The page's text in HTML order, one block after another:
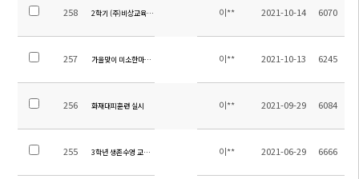
258 2학기 (주)비상교육 문제집 기부 이** 2021-10-14 6070
257 가을맞이 미소한마당 개최 이** 2021-10-13 6245
256 화재대피훈련 실시 이** 2021-09-29 6084
255 3학년 생존수영 교육 실시 이** 2021-06-29 6666